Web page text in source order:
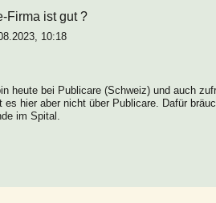
Firma ist gut ?
10:18
heute bei Publicare (Schweiz) und auch
es hier aber nicht über Publicare. Dafür
im Spital.